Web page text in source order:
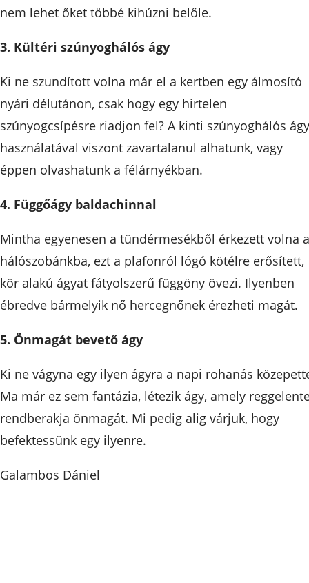
nem lehet őket többé kihúzni belőle.
3. Kültéri szúnyoghálós ágy
Ki ne szundított volna már el a kertben egy álmosító
nyári délutánon, csak hogy egy hirtelen
szúnyogcsípésre riadjon fel? A kinti szúnyoghálós ágy
használatával viszont zavartalanul alhatunk, vagy
éppen olvashatunk a félárnyékban.
4. Függőágy baldachinnal
Mintha egyenesen a tündérmesékből érkezett volna a
hálószobánkba, ezt a plafonról lógó kötélre erősített,
kör alakú ágyat fátyolszerű függöny övezi. Ilyenben
ébredve bármelyik nő hercegnőnek érezheti magát.
5. Önmagát bevető ágy
Ki ne vágyna egy ilyen ágyra a napi rohanás
Ma már ez sem fantázia, létezik ágy, amely
rendberakja önmagát. Mi pedig alig várjuk, hogy
befektessünk egy ilyenre.
Galambos Dániel